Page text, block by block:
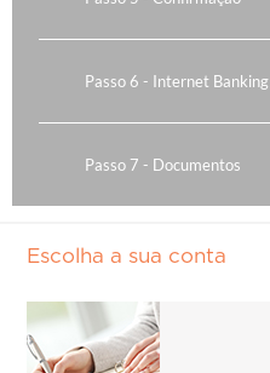
Passo 6 - Internet Banking
Passo 7 - Documentos
Escolha a sua conta